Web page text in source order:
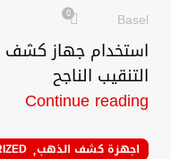
Basel
0
استخدام جهاز كشف
التنقيب الناجح
Continue reading
اجهزة كشف الذهب,